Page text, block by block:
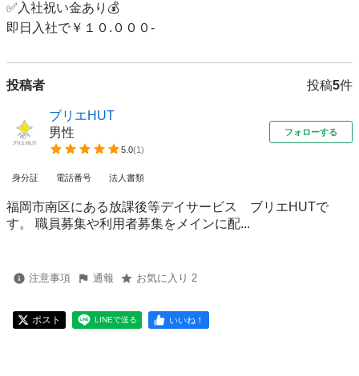
✅入社祝い金あり💰
即日入社で￥１０.０００-
投稿者 投稿5件
ブリエHUT
男性
5.0(1)
フォローする
身分証 電話番号 法人書類
福岡市南区にある放課後等デイサービス ブリエHUTで
す。 職員募集や利用者募集をメインに配...
注意事項 通報 お気に入り 2
ポスト LINEで送る いいね！